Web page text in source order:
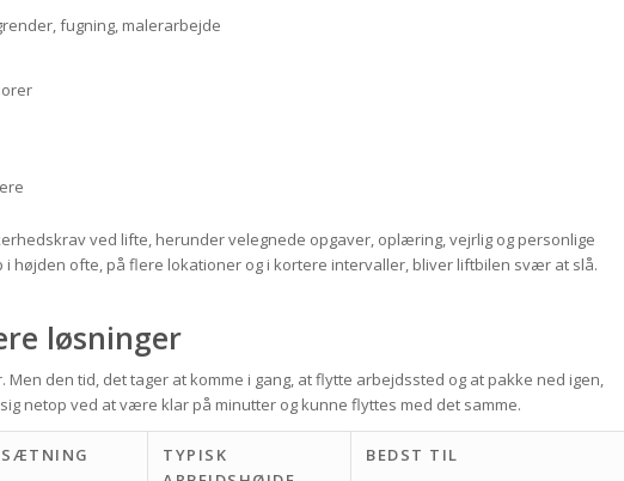
fugning, malerarbejde
ved lifte, herunder velegnede opgaver, oplæring, vejrlig og personlige
højden ofte, på flere lokationer og i kortere intervaller, bliver liftbilen svær at slå.
løsninger
den tid, det tager at komme i gang, at flytte arbejdssted og at pakke ned igen,
netop ved at være klar på minutter og kunne flyttes med det samme.
TYPISK
BEDST TIL